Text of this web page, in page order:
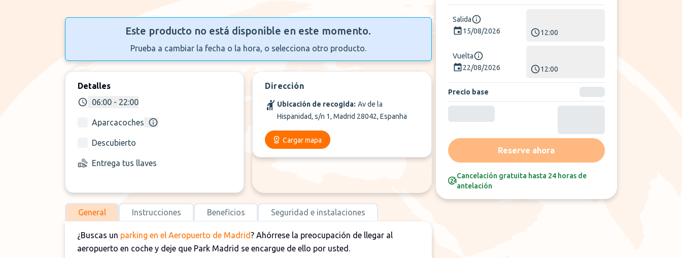
Este producto no está disponible en este momento.
Prueba a cambiar la fecha o la hora, o selecciona otro producto.
Detalles
06:00 - 22:00
Aparcacoches
Descubierto
Entrega tus llaves
Dirección
Ubicación de recogida: Av de la
Hispanidad, s/n 1, Madrid 28042, Espanha
Cargar mapa
General Instrucciones Beneficios Seguridad e instalaciones
¿Buscas un parking en el Aeropuerto de Madrid? Ahórrese la preocupación de llegar al
aeropuerto en coche y deje que Park Madrid se encargue de ello por usted.
Salida
15/08/2026
12:00
Vuelta
22/08/2026
12:00
Precio base
Reserve ahora
Cancelación gratuita hasta 24 horas de
antelación